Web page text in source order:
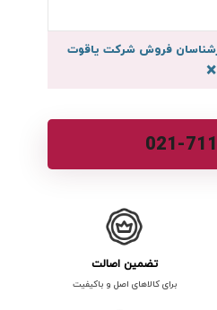
فروش شرکت یاقوت
×
021-
تضمین اصالت
برای کالاهای اصل و باکیفیت